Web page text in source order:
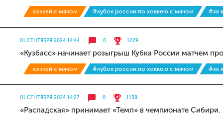
хоккей с мячом #кубок россии по хоккею с мячом #хк
01 СЕНТЯБРЯ 2024 14:44 0 1229
«Кузбасс» начинает розыгрыш Кубка России матчем
хоккей с мячом #кубок россии по хоккею с мячом #хк
01 СЕНТЯБРЯ 2024 14:27 0 1138
«Распадская» принимает «Темп» в чемпионате